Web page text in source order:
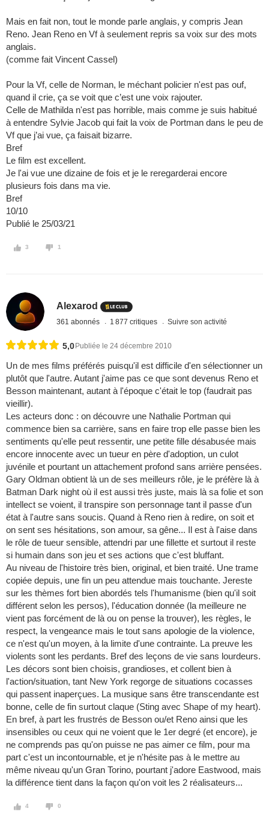
Mais en fait non, tout le monde parle anglais, y compris Jean
Reno. Jean Reno en Vf à seulement repris sa voix sur des mots
anglais.
(comme fait Vincent Cassel)
Pour la Vf, celle de Norman, le méchant policier n'est pas ouf,
quand il crie, ça se voit que c’est une voix rajouter.
Celle de Mathilda n'est pas horrible, mais comme je suis habitué
à entendre Sylvie Jacob qui fait la voix de Portman dans le peu de
Vf que j’ai vue, ça faisait bizarre.
Bref
Le film est excellent.
Je l'ai vue une dizaine de fois et je le reregarderai encore
plusieurs fois dans ma vie.
Bref
10/10
Publié le 25/03/21
3 1
Alexarod
361 abonnés 1 877 critiques Suivre son activité
5,0 Publiée le 24 décembre 2010
Un de mes films préférés puisqu'il est difficile d'en sélectionner un
plutôt que l'autre. Autant j'aime pas ce que sont devenus Reno et
Besson maintenant, autant à l'époque c'était le top (faudrait pas
vieillir).
Les acteurs donc : on découvre une Nathalie Portman qui
commence bien sa carrière, sans en faire trop elle passe bien les
sentiments qu'elle peut ressentir, une petite fille désabusée mais
encore innocente avec un tueur en père d'adoption, un culot
juvénile et pourtant un attachement profond sans arrière pensées.
Gary Oldman obtient là un de ses meilleurs rôle, je le préfère là à
Batman Dark night où il est aussi très juste, mais là sa folie et son
intellect se voient, il transpire son personnage tant il passe d'un
état à l'autre sans soucis. Quand à Reno rien à redire, on soit et
on sent ses hésitations, son amour, sa gêne... Il est à l'aise dans
le rôle de tueur sensible, attendri par une fillette et surtout il reste
si humain dans son jeu et ses actions que c'est bluffant.
Au niveau de l'histoire très bien, original, et bien traité. Une trame
copiée depuis, une fin un peu attendue mais touchante. Jereste
sur les thèmes fort bien abordés tels l'humanisme (bien qu'il soit
différent selon les persos), l'éducation donnée (la meilleure ne
vient pas forcément de là ou on pense la trouver), les règles, le
respect, la vengeance mais le tout sans apologie de la violence,
ce n'est qu'un moyen, à la limite d'une contrainte. La preuve les
violents sont les perdants. Bref des leçons de vie sans lourdeurs.
Les décors sont bien choisis, grandioses, et collent bien à
l'action/situation, tant New York regorge de situations cocasses
qui passent inaperçues. La musique sans être transcendante est
bonne, celle de fin surtout claque (Sting avec Shape of my heart).
En bref, à part les frustrés de Besson ou/et Reno ainsi que les
insensibles ou ceux qui ne voient que le 1er degré (et encore), je
ne comprends pas qu'on puisse ne pas aimer ce film, pour ma
part c'est un incontournable, et je n'hésite pas à le mettre au
même niveau qu'un Gran Torino, pourtant j'adore Eastwood, mais
la différence tient dans la façon qu'on voit les 2 réalisateurs...
4 0